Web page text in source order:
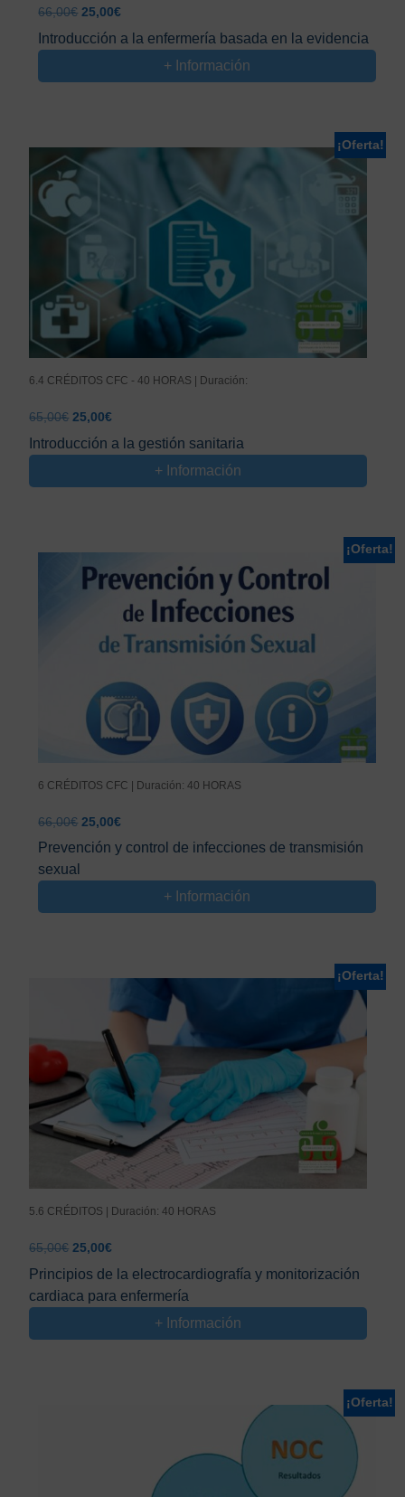
66,00€ El
precio
original
66,00€.
25,00€El
precio
actual
25,00€.
Introducción a la enfermería basada en la evidencia
+ Información
¡Oferta!
6.4 CRÉDITOS CFC - 40 HORAS | Duración:
65,00€ El
precio
original
65,00€.
25,00€El
actual
25,00€.
Introducción a la gestión sanitaria
+ Información
¡Oferta!
6 CRÉDITOS CFC | Duración: 40 HORAS
66,00€ El
precio
original
25,00€El
actual
Prevención y control de infecciones de transmisión
sexual
+ Información
¡Oferta!
5.6 CRÉDITOS | Duración: 40 HORAS
65,00€ El
precio
original
era:
25,00€El
precio
actual
es:
Principios de la electrocardiografía y monitorización
cardiaca para enfermería
+ Información
¡Oferta!